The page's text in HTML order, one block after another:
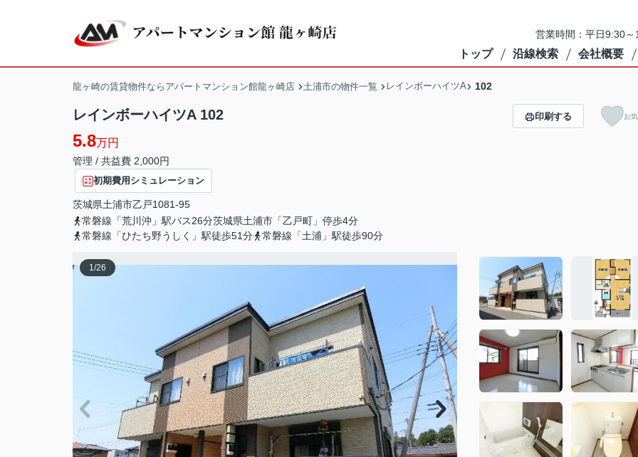
営業時間：平日9:30
トップ 沿線検索 会社概要
龍ヶ崎の賃貸物件ならアパートマンション館龍ヶ崎店 土浦市の物件一覧 レインボーハイツA 102
レインボーハイツA 102
5.8万円
管理 / 共益費 2,000円
初期費用シミュレーション
茨城県土浦市乙戸1081-95
常磐線「荒川沖」駅バス26分茨城県土浦市「乙戸町」停歩4分
常磐線「ひたち野うしく」駅徒歩51分
常磐線「土浦」駅徒歩90分
印刷する お
1/26